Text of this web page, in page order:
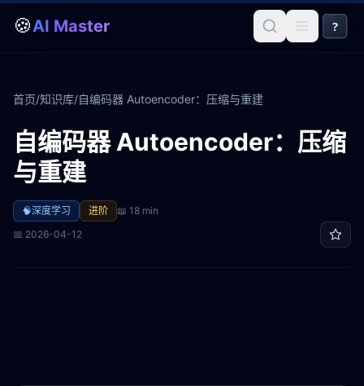
🍪AI Master ?
首页/知识库/自编码器 Autoencoder：压缩与重建
自编码器 Autoencoder：压缩
与重建
🧠深度学习 进阶 📖 18 min
📅 2026-04-12